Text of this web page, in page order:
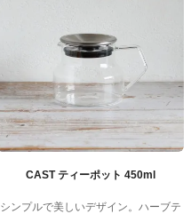
CAST ティーポット 450ml
シンプルで美しいデザイン。ハーブテ